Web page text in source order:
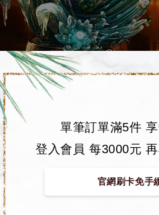
單筆訂單滿5件
登入會員 每3000元
官網刷卡免手